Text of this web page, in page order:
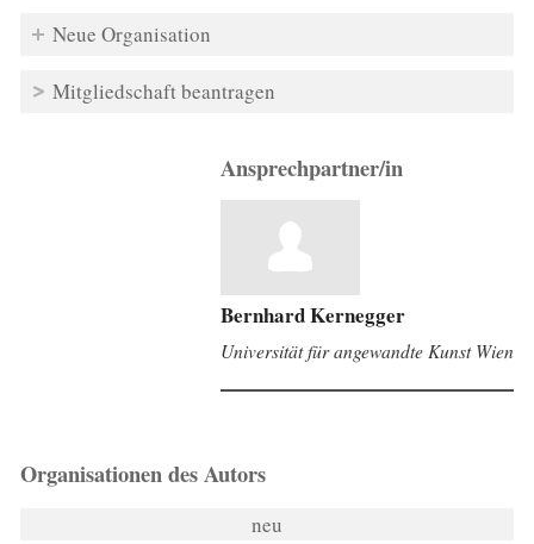
Neue Organisation
Mitgliedschaft beantragen
Ansprechpartner/in
Bernhard Kernegger
Universität für angewandte Kunst Wien
Organisationen des Autors
neu